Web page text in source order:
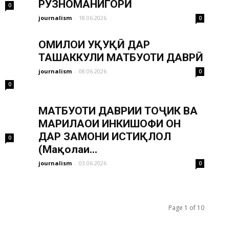
0
РӮЗНОМАНИГОРӢ
journalism - 18.06.2026 0
0
ОМИЛҲОИ ҲУҚУҚӢ ДАР
ТАШАККУЛИ МАТБУОТИ ДАВРӢ
journalism - 08.06.2026 0
0
МАТБУОТИ ДАВРИИ ТОҶИК ВА
МАРҲИЛАҲОИ ИНКИШОФИ ОН
ДАР ЗАМОНИ ИСТИҚЛОЛ
(Мақолаи...
journalism - 03.06.2026 0
Page 1 of 10